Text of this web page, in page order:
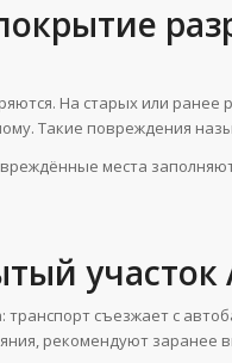
На старых или
Такие повреждения
места
участок
съезжает с
рекомендуют заранее